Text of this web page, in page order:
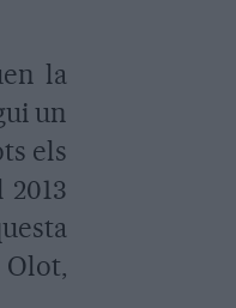
la
un
els